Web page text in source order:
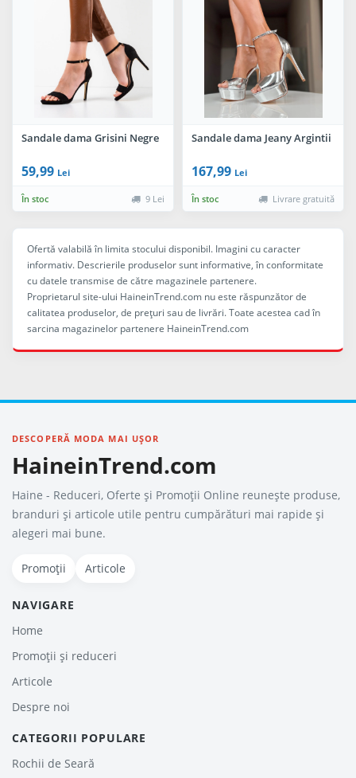
Sandale dama Grisini Negre
59,99 Lei
În stoc 9 Lei
Sandale dama Jeany Argintii
167,99 Lei
În stoc Livrare gratuită
Ofertă valabilă în limita stocului disponibil. Imagini cu caracter
informativ. Descrierile produselor sunt informative, în conformitate
cu datele transmise de către magazinele partenere.
Proprietarul site-ului HaineinTrend.com nu este răspunzător de
calitatea produselor, de preţuri sau de livrări. Toate acestea cad în
sarcina magazinelor partenere HaineinTrend.com
DESCOPERĂ MODA MAI UȘOR
HaineinTrend.com
Haine - Reduceri, Oferte şi Promoţii Online reunește produse,
branduri și articole utile pentru cumpărături mai rapide și
alegeri mai bune.
Promoții Articole
NAVIGARE
Home
Promoții și reduceri
Articole
Despre noi
CATEGORII POPULARE
Rochii de Seară